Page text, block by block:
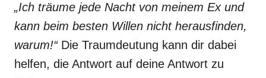
„Ich träume jede Nacht von meinem Ex und
kann beim besten Willen nicht herausfinden,
warum!“Die Traumdeutung kann dir dabei
helfen, die Antwort auf deine Antwort zu